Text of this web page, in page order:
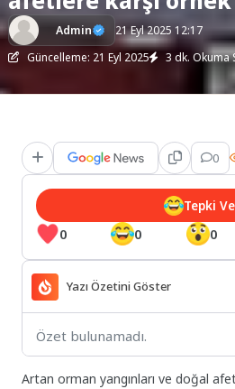
Admin
21 Eyl 2025 12:17
Güncelleme: 21 Eyl 2025
3 dk. Okuma
0
0 0 0
Tepki
Yazı Özetini Göster
Özet bulunamadı.
Artan orman yangınları ve doğal